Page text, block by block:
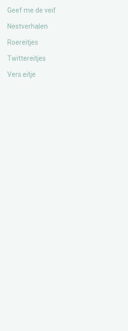
Geef me de veif
Nestverhalen
Roereitjes
Twittereitjes
Vers eitje